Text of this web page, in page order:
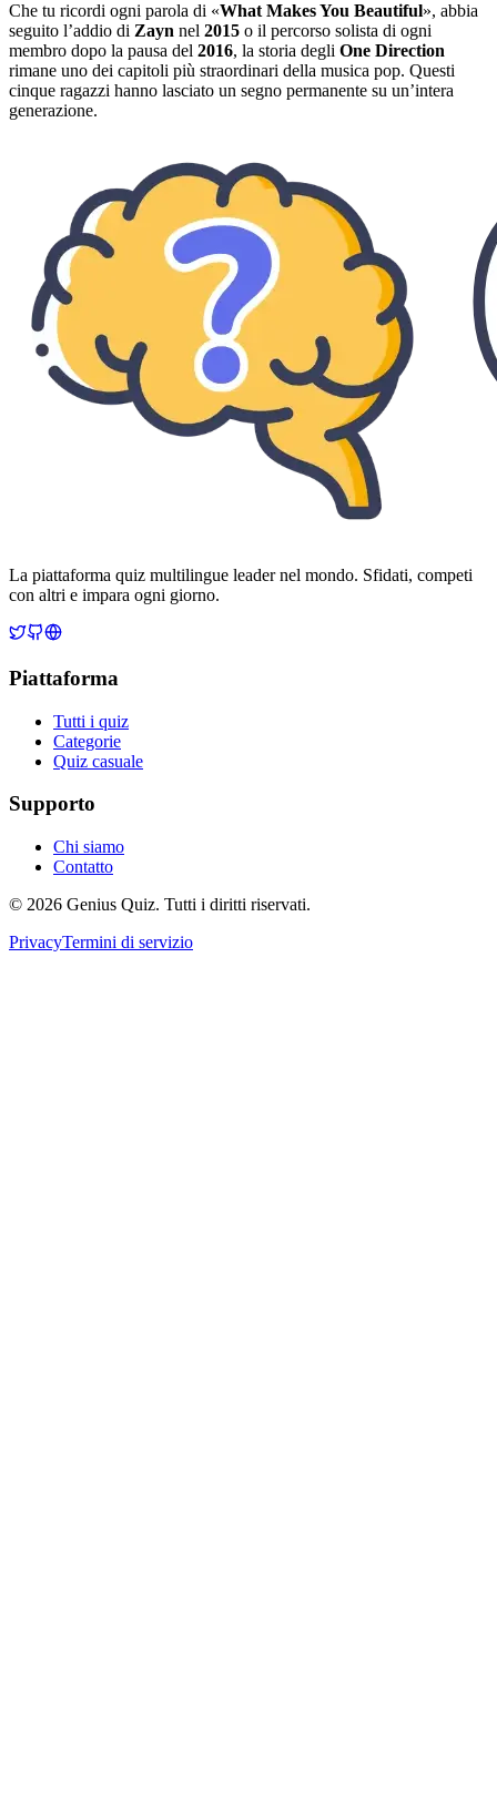
Che tu ricordi ogni parola di «What Makes You Beautiful», abbia
seguito l’addio di Zayn nel 2015 o il percorso solista di ogni
membro dopo la pausa del 2016, la storia degli One Direction
rimane uno dei capitoli più straordinari della musica pop. Questi
cinque ragazzi hanno lasciato un segno permanente su un’intera
generazione.
La piattaforma quiz multilingue leader nel mondo. Sfidati, competi
con altri e impara ogni giorno.
Piattaforma
Tutti i quiz
Categorie
Quiz casuale
Supporto
Chi siamo
Contatto
© 2026 Genius Quiz. Tutti i diritti riservati.
PrivacyTermini di servizio